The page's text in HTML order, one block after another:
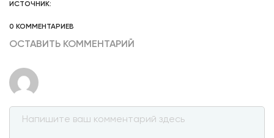
ИСТОЧНИК:
0 КОММЕНТАРИЕВ
ОСТАВИТЬ КОММЕНТАРИЙ